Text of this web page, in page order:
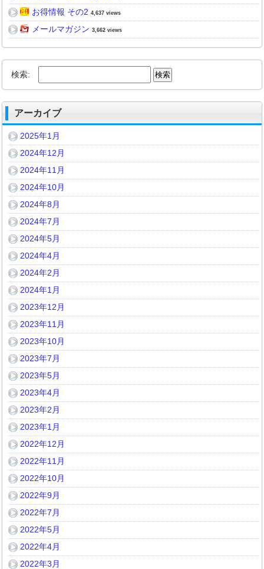
お得情報 その2 4,637 views
メールマガジン 3,662 views
検索:
アーカイブ
2025年1月
2024年12月
2024年11月
2024年10月
2024年8月
2024年7月
2024年5月
2024年4月
2024年2月
2024年1月
2023年12月
2023年11月
2023年10月
2023年7月
2023年5月
2023年4月
2023年2月
2023年1月
2022年12月
2022年11月
2022年10月
2022年9月
2022年7月
2022年5月
2022年4月
2022年3月